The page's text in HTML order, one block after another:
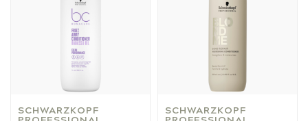
SCHWARZKOPF SCHWARZKOPF